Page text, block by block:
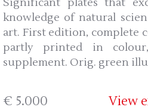
Significant plates that
knowledge of natural
art. First edition, complete
partly printed in
supplement. Orig. green
€ 5.000 View